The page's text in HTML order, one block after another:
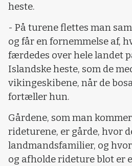
heste.
- På turene flettes man
og får en fornemmelse af,
færdedes over hele landet
Islandske heste, som de
vikingeskibene, når de
fortæller hun.
Gårdene, som man
rideturene, er gårde, hvor
landmandsfamilier, og
og afholde rideture blot er